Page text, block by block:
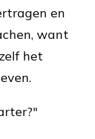
en
want
het